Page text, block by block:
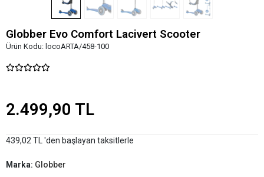
Globber Evo Comfort Lacivert Scooter
Ürün Kodu: locoARTA/458-100
2.499,90 TL
439,02 TL 'den başlayan taksitlerle
Marka: Globber